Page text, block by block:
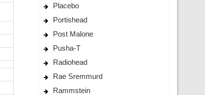
Placebo
Portishead
Post Malone
Pusha-T
Radiohead
Rae Sremmurd
Rammstein